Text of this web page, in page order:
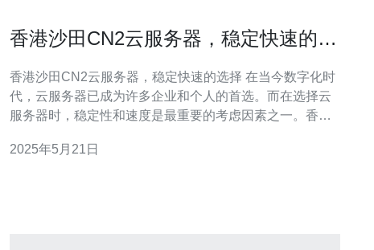
香港沙田CN2云服务器，稳定快速的选
香港沙田CN2云服务器，稳定快速的选择 在当今数字化时
代，云服务器已成为许多企业和个人的首选。而在选择云
服务器时，稳定性和速度是最重要的考虑因素之一。香港
注，成为许多用户的首选。 香港沙田CN2云服务器采用最
2025年5月21日